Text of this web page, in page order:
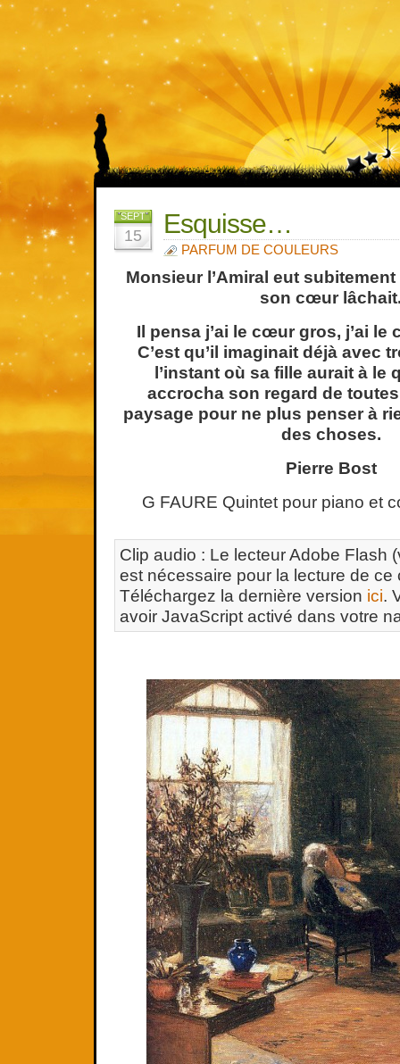
SEPT
15 Esquisse…
PARFUM DE COULEURS
Monsieur l’Amiral eut
son cœur
Il pensa j’ai le cœur gros, j’ai
C’est qu’il imaginait déjà avec
l’instant où sa fille aurait à le
accrocha son regard de
paysage pour ne plus penser à
des choses.
Pierre Bost
G FAURE Quintet pour piano et
Clip audio : Le lecteur Adobe Flash
est nécessaire pour la lecture de ce
Téléchargez la dernière version ici.
avoir JavaScript activé dans votre